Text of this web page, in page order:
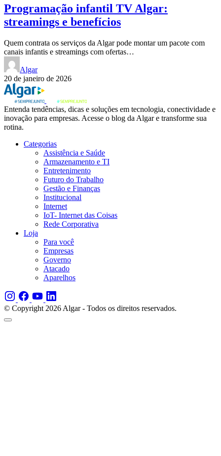
Programação infantil TV Algar:
streamings e benefícios
Quem contrata os serviços da Algar pode montar um pacote com
canais infantis e streamings com ofertas…
Algar
20 de janeiro de 2026
Entenda tendências, dicas e soluções em tecnologia, conectividade e
inovação para empresas. Acesse o blog da Algar e transforme sua
rotina.
Categorias
Assistência e Saúde
Armazenamento e TI
Entretenimento
Futuro do Trabalho
Gestão e Finanças
Institucional
Internet
IoT- Internet das Coisas
Rede Corporativa
Loja
Para você
Empresas
Governo
Atacado
Aparelhos
© Copyright 2026 Algar - Todos os direitos reservados.